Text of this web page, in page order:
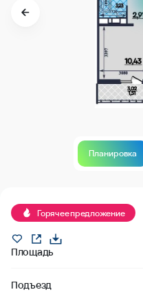
Планировка
Горячее предложение
Площадь
Подъезд